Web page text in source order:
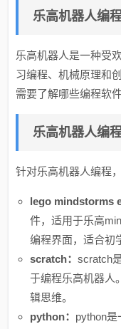
乐高机器人编
乐高机器人是一种受
习编程、机械原理和
需要了解哪些编程软
乐高机器人编
针对乐高机器人编程
lego mindstorms
件，适用于乐高
编程界面，适合初
scratch：scratch
于编程乐高机器人
辑思维。
python： python